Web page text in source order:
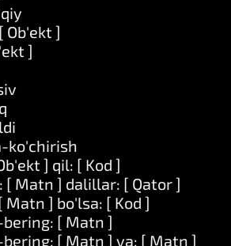
Ob'ekt ]
]
ko'chirish
] qil: [ Kod ]
[ Matn ] dalillar: [ Qator ]
Matn ] bo'lsa: [ Kod ]
[ Matn ]
[ Matn ] va: [ Matn ]